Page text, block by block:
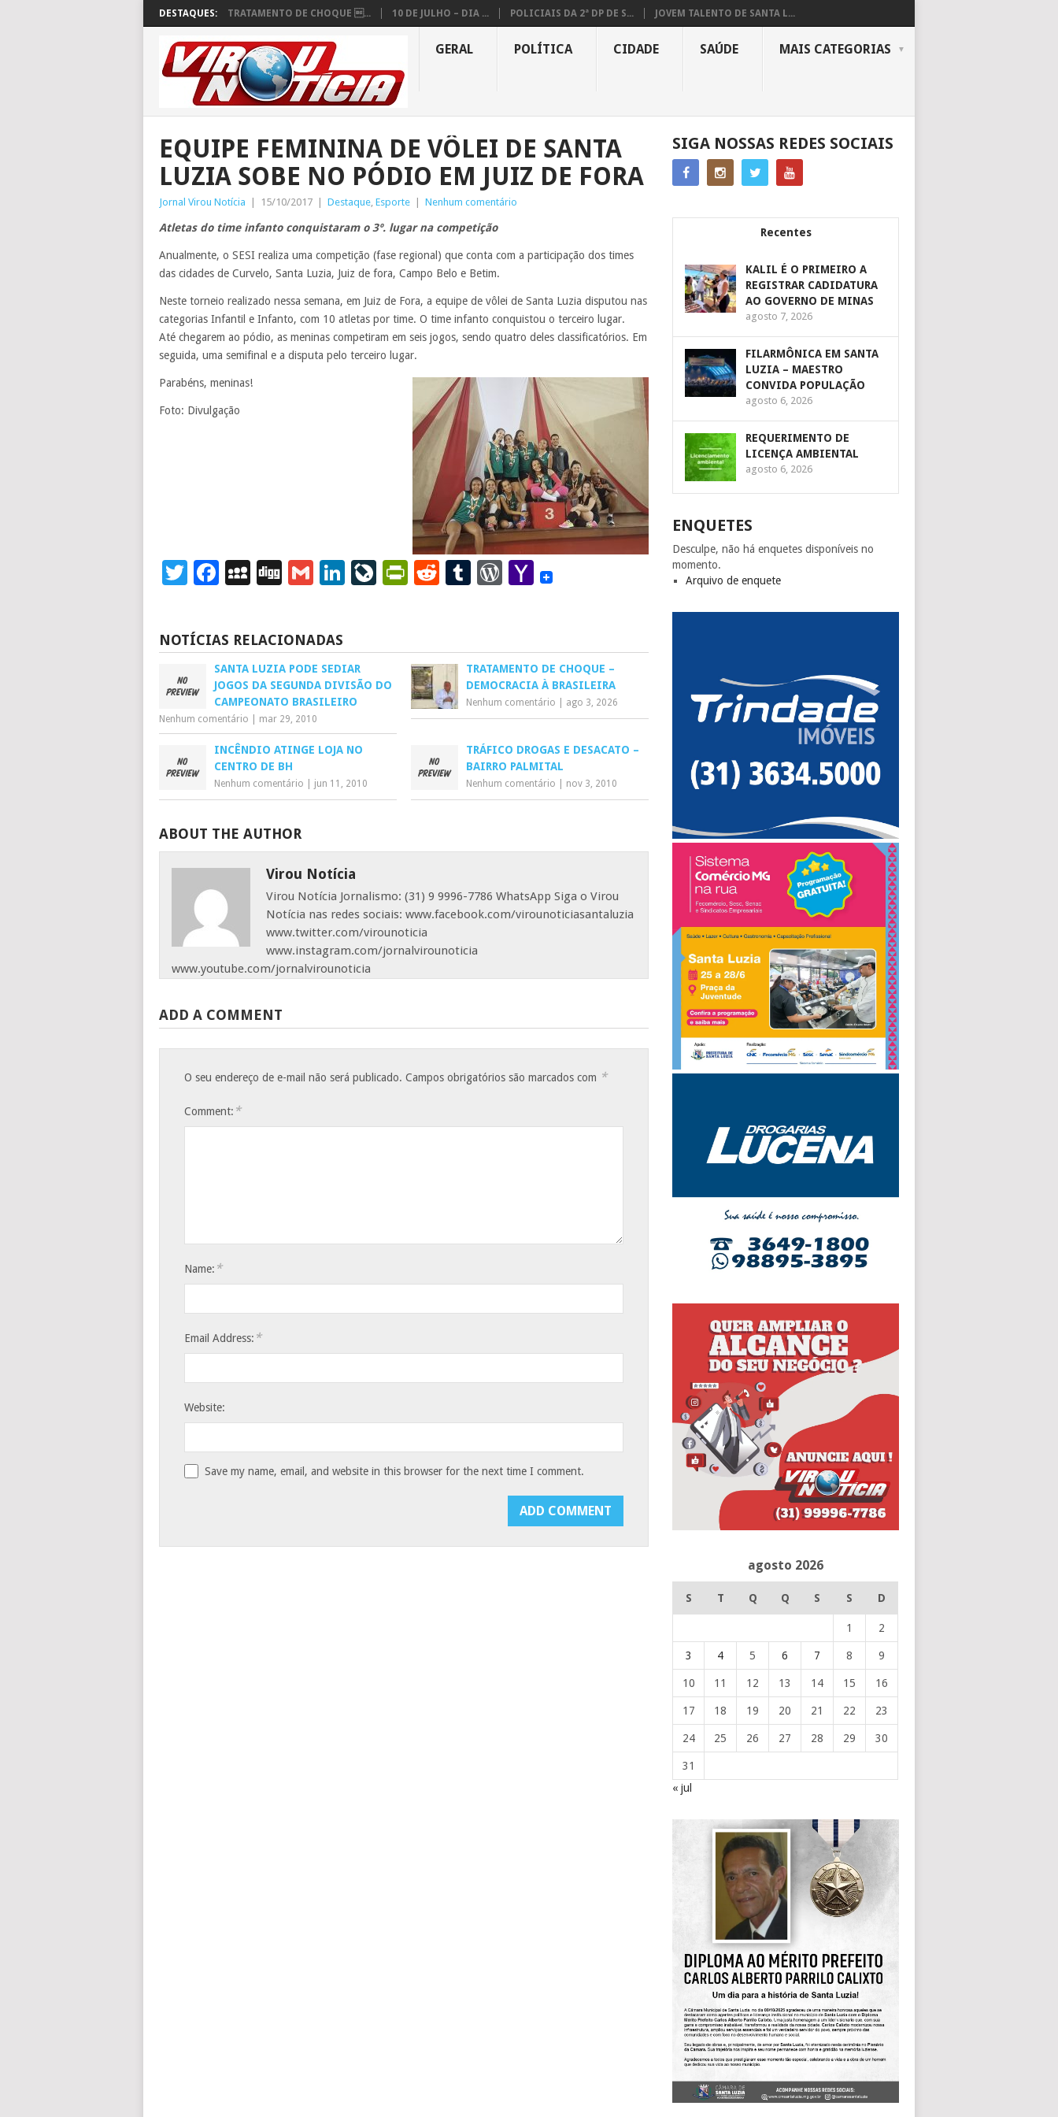
DESTAQUES: TRATAMENTO DE CHOQUE ... 10 DE JULHO – DIA ... POLICIAIS DA 2ª DP DE S... JOVEM TALENTO DE SANTA L...
GERAL POLÍTICA CIDADE SAÚDE MAIS CATEGORIAS
EQUIPE FEMININA DE VÔLEI DE SANTA
LUZIA SOBE NO PÓDIO EM JUIZ DE FORA
Jornal Virou Notícia 15/10/2017 Destaque, Esporte Nenhum comentário
Atletas do time infanto conquistaram o 3º. lugar na competição
Anualmente, o SESI realiza uma competição (fase regional) que conta com a participação dos times
das cidades de Curvelo, Santa Luzia, Juiz de fora, Campo Belo e Betim.
Neste torneio realizado nessa semana, em Juiz de Fora, a equipe de vôlei de Santa Luzia disputou nas
categorias Infantil e Infanto, com 10 atletas por time. O time infanto conquistou o terceiro lugar.
Até chegarem ao pódio, as meninas competiram em seis jogos, sendo quatro deles classificatórios. Em
seguida, uma semifinal e a disputa pelo terceiro lugar.
Parabéns, meninas!
Foto: Divulgação
Twitter
Facebook
MySpace
DiggGmailLinkedIn
LiveJournal
PrintFriendly
RedditTumblr
WordPress
Yahoo
NOTÍCIAS RELACIONADAS
SANTA LUZIA PODE SEDIAR
JOGOS DA SEGUNDA DIVISÃO DO
CAMPEONATO BRASILEIRO
Nenhum comentário mar 29, 2010
TRATAMENTO DE CHOQUE –
DEMOCRACIA À BRASILEIRA
Nenhum comentário ago 3, 2026
INCÊNDIO ATINGE LOJA NO
CENTRO DE BH
Nenhum comentário jun 11, 2010
TRÁFICO DROGAS E DESACATO –
BAIRRO PALMITAL
Nenhum comentário nov 3, 2010
ABOUT THE AUTHOR
Virou Notícia
Virou Notícia Jornalismo: (31) 9 9996-7786 WhatsApp Siga o Virou
Notícia nas redes sociais: www.facebook.com/virounoticiasantaluzia
www.twitter.com/virounoticia
www.instagram.com/jornalvirounoticia
www.youtube.com/jornalvirounoticia
ADD A COMMENT
O seu endereço de e-mail não será publicado. Campos obrigatórios são marcados com *
Comment: *
Name: *
Email Address: *
Website:
Save my name, email, and website in this browser for the next time I comment.
SIGA NOSSAS REDES SOCIAIS
Recentes
KALIL É O PRIMEIRO A
REGISTRAR CADIDATURA
AO GOVERNO DE MINAS
agosto 7, 2026
FILARMÔNICA EM SANTA
LUZIA – MAESTRO
CONVIDA POPULAÇÃO
agosto 6, 2026
REQUERIMENTO DE
LICENÇA AMBIENTAL
agosto 6, 2026
ENQUETES
Desculpe, não há enquetes disponíveis no
momento.
Arquivo de enquete
agosto 2026
S T Q Q S S D
1 2
3 4 5 6 7 8 9
10 11 12 13 14 15 16
17 18 19 20 21 22 23
24 25 26 27 28 29 30
31
« jul